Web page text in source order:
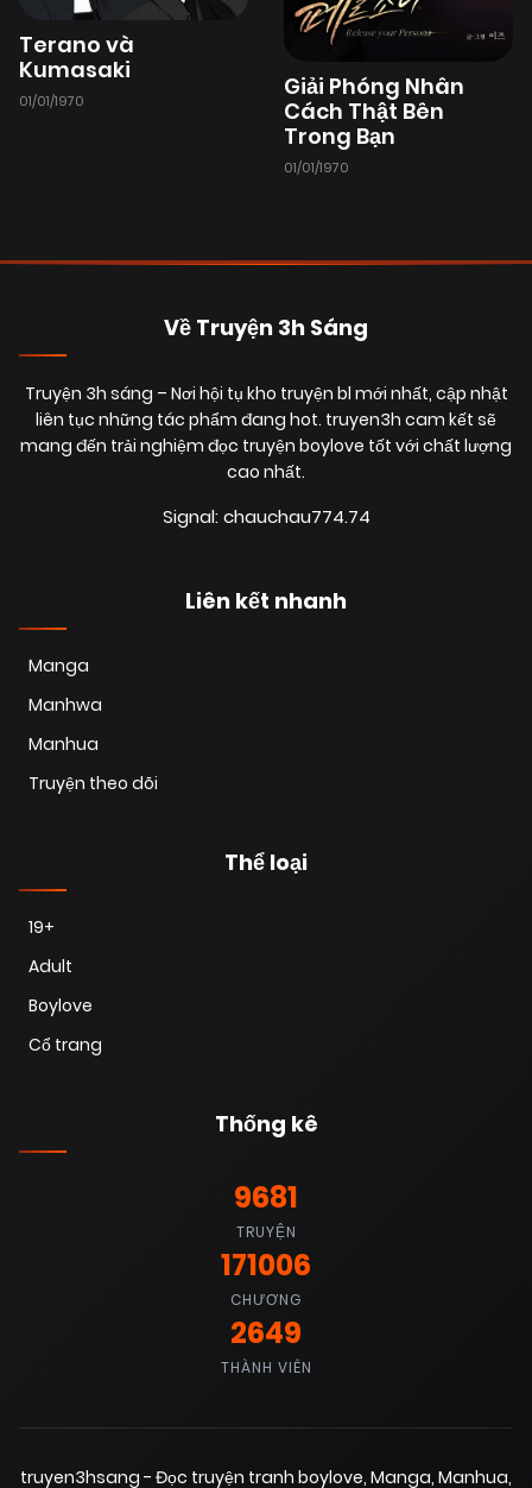
Terano và
Kumasaki
01/01/1970
Giải Phóng Nhân
Cách Thật Bên
Trong Bạn
01/01/1970
Về Truyện 3h Sáng
Truyện 3h sáng – Nơi hội tụ kho truyện bl mới nhất, cập nhật
liên tục những tác phẩm đang hot. truyen3h cam kết sẽ
mang đến trải nghiệm đọc truyện boylove tốt với chất lượng
cao nhất.
Signal: chauchau774.74
Liên kết nhanh
Manga
Manhwa
Manhua
Truyện theo dõi
Thể loại
19+
Adult
Boylove
Cổ trang
Thống kê
9681
TRUYỆN
171006
CHƯƠNG
2649
THÀNH VIÊN
truyen3hsang - Đọc truyện tranh boylove, Manga, Manhua,